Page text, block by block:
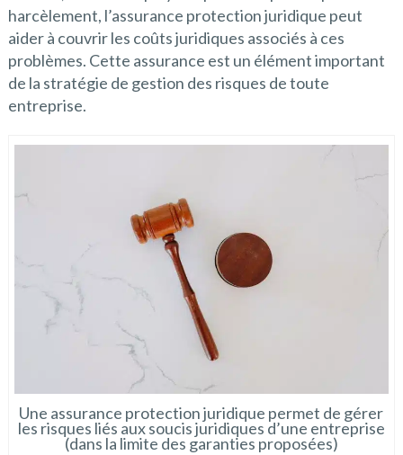
harcèlement, l’assurance protection juridique peut
aider à couvrir les coûts juridiques associés à ces
problèmes. Cette assurance est un élément important
de la stratégie de gestion des risques de toute
entreprise.
Une assurance protection juridique permet de gérer
les risques liés aux soucis juridiques d’une entreprise
(dans la limite des garanties proposées)